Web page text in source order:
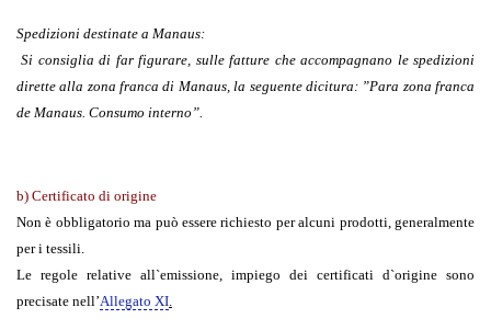
Spedizioni destinate a Manaus:
Si consiglia di far figurare, sulle fatture che accompagnano le spedizioni
dirette alla zona franca di Manaus, la seguente dicitura: ”Para zona franca
de Manaus. Consumo interno”.
b) Certificato di origine
Non è obbligatorio ma può essere richiesto per alcuni prodotti, generalmente
per i tessili.
Le regole relative all`emissione, impiego dei certificati d`origine sono
precisate nell’Allegato XI.